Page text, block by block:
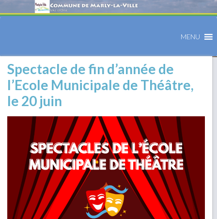
MENU
Spectacle de fin d’année de
l’Ecole Municipale de Théâtre,
le 20 juin